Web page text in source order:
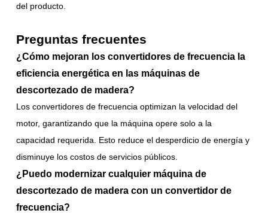
del producto.
Preguntas frecuentes
¿Cómo mejoran los convertidores de frecuencia la
eficiencia energética en las máquinas de
descortezado de madera?
Los convertidores de frecuencia optimizan la velocidad del
motor, garantizando que la máquina opere solo a la
capacidad requerida. Esto reduce el desperdicio de energía y
disminuye los costos de servicios públicos.
¿Puedo modernizar cualquier máquina de
descortezado de madera con un convertidor de
frecuencia?